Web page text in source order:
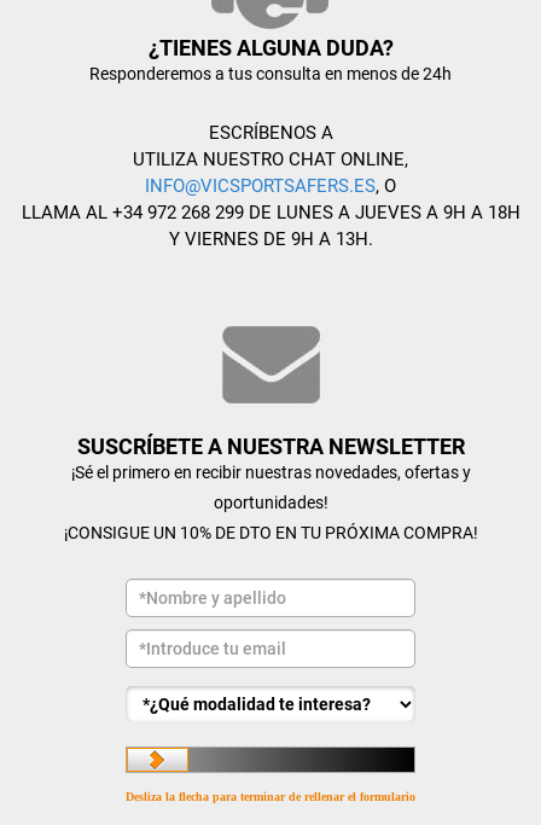
¿TIENES ALGUNA DUDA?
Responderemos a tus consulta en menos de 24h
ESCRÍBENOS A
UTILIZA NUESTRO CHAT ONLINE,
INFO@VICSPORTSAFERS.ES, O
LLAMA AL +34 972 268 299 DE LUNES A JUEVES A 9H A 18H
Y VIERNES DE 9H A 13H.
SUSCRÍBETE A NUESTRA NEWSLETTER
¡Sé el primero en recibir nuestras novedades, ofertas y
oportunidades!
¡CONSIGUE UN 10% DE DTO EN TU PRÓXIMA COMPRA!
Desliza la flecha para terminar de rellenar el formulario